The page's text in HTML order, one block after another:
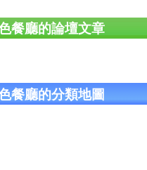
餐廳的論壇文章
餐廳的分類地圖